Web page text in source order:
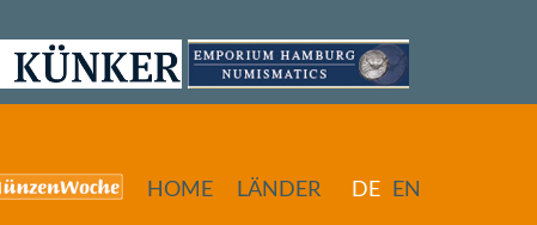
HOME LÄNDER DE EN